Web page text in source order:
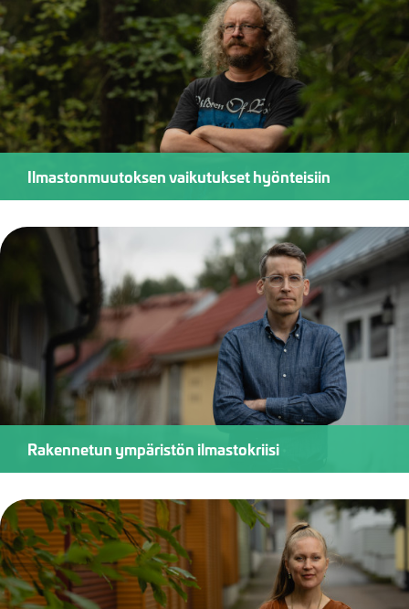
Ilmastonmuutoksen vaikutukset hyönteisiin
Rakennetun ympäristön ilmastokriisi